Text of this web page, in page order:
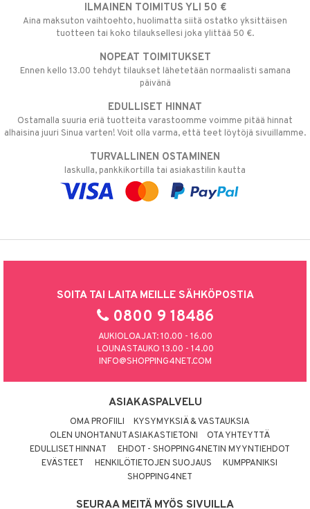
ILMAINEN TOIMITUS YLI 50 €
Aina maksuton vaihtoehto, huolimatta siitä ostatko yksittäisen
tuotteen tai koko tilauksellesi joka ylittää 50 €.
NOPEAT TOIMITUKSET
Ennen kello 13.00 tehdyt tilaukset lähetetään normaalisti samana
päivänä
EDULLISET HINNAT
Ostamalla suuria eriä tuotteita varastoomme voimme pitää hinnat
alhaisina juuri Sinua varten! Voit olla varma, että teet löytöjä sivuillamme.
TURVALLINEN OSTAMINEN
laskulla, pankkikortilla tai asiakastilin kautta
SOITA TAI LAITA MEILLE SÄHKÖPOSTIA
0800 9 18486
AUKIOLOAJAT: 10.00 - 16.00
LOUNASTAUKO 13.00 - 14.00
INFO@SHOPPING4NET.COM
ASIAKASPALVELU
OMA PROFIILI
KYSYMYKSIÄ & VASTAUKSIA
OLEN UNOHTANUT ASIAKASTIETONI
OTA YHTEYTTÄ
EDULLISET HINNAT
EHDOT - SHOPPING4NETIN MYYNTIEHDOT
EVÄSTEET
HENKILÖTIETOJEN SUOJAUS
KUMPPANIKSI
SHOPPING4NET
SEURAA MEITÄ MYÖS SIVUILLA